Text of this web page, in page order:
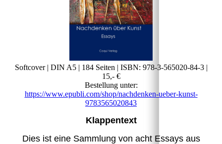
Softcover | DIN A5 | 184 Seiten | ISBN: 978-3-565020-84-3 |
15,- €
Bestellung unter:
https://www.epubli.com/shop/nachdenken-ueber-kunst-
9783565020843
Klappentext
Dies ist eine Sammlung von acht Essays aus